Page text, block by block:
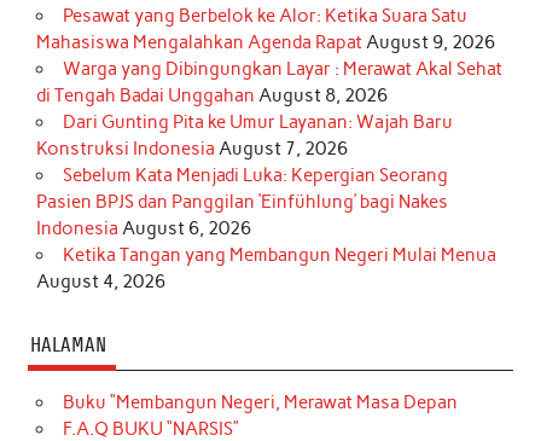
Pesawat yang Berbelok ke Alor: Ketika Suara Satu
Mahasiswa Mengalahkan Agenda RapatAugust 9, 2026
Warga yang Dibingungkan Layar : Merawat Akal Sehat
di Tengah Badai Unggahan August 8, 2026
Dari Gunting Pita ke Umur Layanan: Wajah Baru
Konstruksi Indonesia August 7, 2026
Sebelum Kata Menjadi Luka: Kepergian Seorang
Pasien BPJS dan Panggilan ‘Einfühlung’ bagi Nakes
Indonesia August 6, 2026
Ketika Tangan yang Membangun Negeri Mulai Menua
August 4, 2026
HALAMAN
Buku “Membangun Negeri, Merawat Masa Depan
F.A.Q BUKU “NARSIS”